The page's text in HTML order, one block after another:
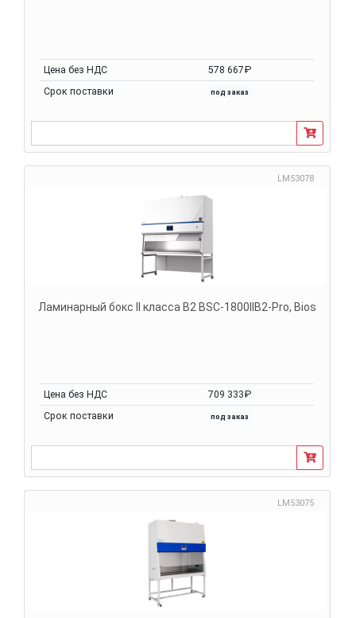
Цена без НДС
578 667₽
Срок поставки
под заказ
LM53078
Ламинарный бокс II класса B2 BSC-1800IIB2-Pro, Bios
Цена без НДС
709 333₽
Срок поставки
под заказ
LM53075